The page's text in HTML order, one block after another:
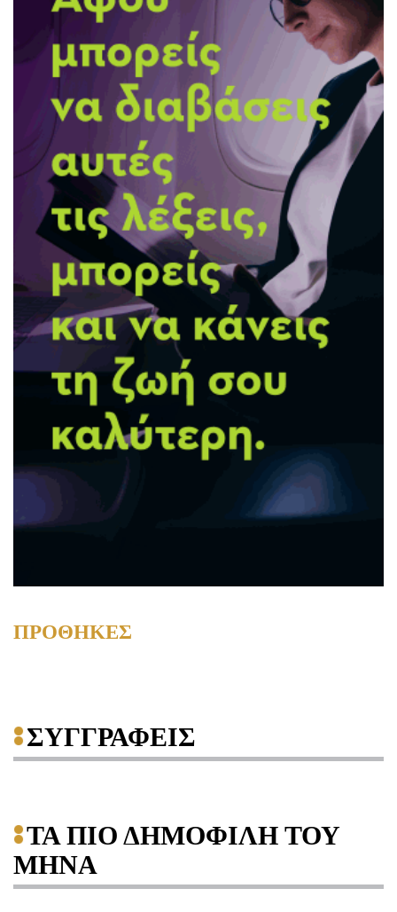
ΠΡΟΘΗΚΕΣ
ΣΥΓΓΡΑΦΕΙΣ
ΤΑ ΠΙΟ ΔΗΜΟΦΙΛΗ ΤΟΥ
ΜΗΝΑ